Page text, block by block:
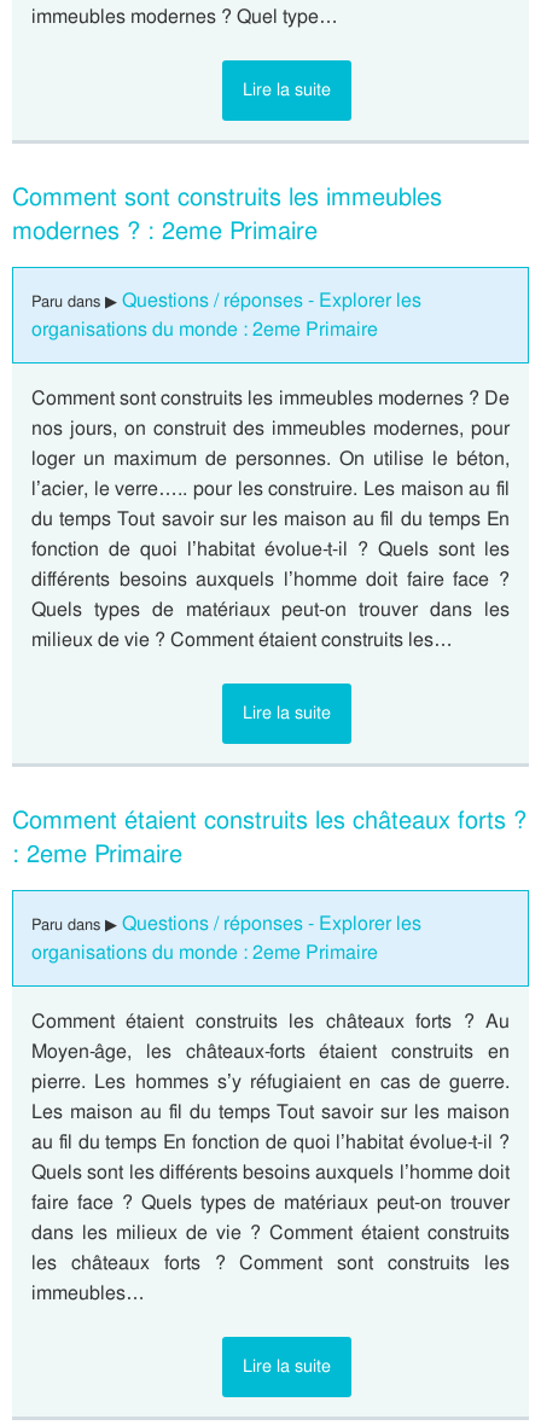
immeubles modernes ? Quel type…
Lire la suite
Comment sont construits les immeubles
modernes ? : 2eme Primaire
Paru dans ▶ Questions / réponses - Explorer les
organisations du monde : 2eme Primaire
Comment sont construits les immeubles modernes ? De
nos jours, on construit des immeubles modernes, pour
loger un maximum de personnes. On utilise le béton,
l’acier, le verre….. pour les construire. Les maison au fil
du temps Tout savoir sur les maison au fil du temps En
fonction de quoi l’habitat évolue-t-il ? Quels sont les
différents besoins auxquels l’homme doit faire face ?
Quels types de matériaux peut-on trouver dans les
milieux de vie ? Comment étaient construits les…
Lire la suite
Comment étaient construits les châteaux forts ?
: 2eme Primaire
Paru dans ▶ Questions / réponses - Explorer les
organisations du monde : 2eme Primaire
Comment étaient construits les châteaux forts ? Au
Moyen-âge, les châteaux-forts étaient construits en
pierre. Les hommes s’y réfugiaient en cas de guerre.
Les maison au fil du temps Tout savoir sur les maison
au fil du temps En fonction de quoi l’habitat évolue-t-il ?
Quels sont les différents besoins auxquels l’homme doit
faire face ? Quels types de matériaux peut-on trouver
dans les milieux de vie ? Comment étaient construits
les châteaux forts ? Comment sont construits les
immeubles…
Lire la suite